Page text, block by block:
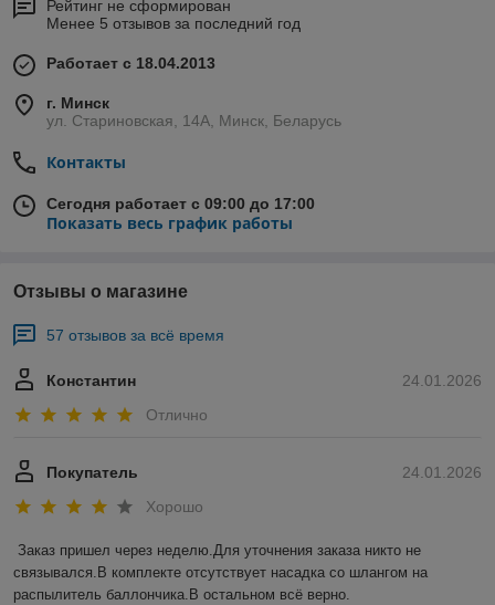
Рейтинг не сформирован
Менее 5 отзывов за последний год
Работает с 18.04.2013
г. Минск
ул. Стариновская, 14А, Минск, Беларусь
Контакты
Сегодня работает с 09:00 до 17:00
Показать весь график работы
Отзывы о магазине
57 отзывов за всё время
24.01.2026
Константин
Отлично
24.01.2026
Покупатель
Хорошо
Заказ пришел через неделю.Для уточнения заказа никто не
связывался.В комплекте отсутствует насадка со шлангом на
распылитель баллончика.В остальном всё верно.